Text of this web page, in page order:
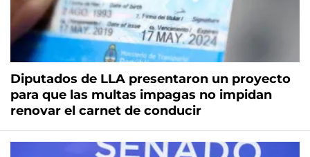
Diputados de LLA presentaron un proyecto
para que las multas impagas no impidan
renovar el carnet de conducir